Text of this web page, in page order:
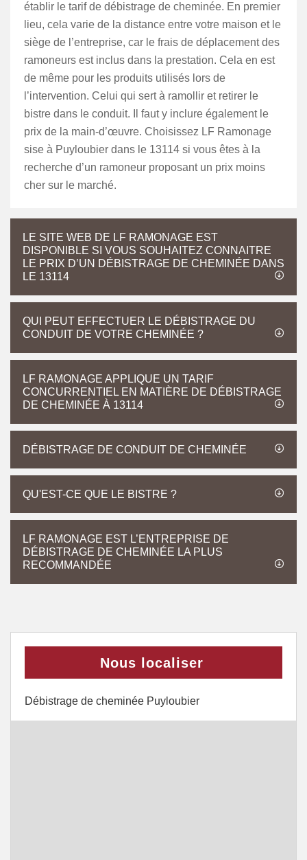
établir le tarif de débistrage de cheminée. En premier
lieu, cela varie de la distance entre votre maison et le
siège de l’entreprise, car le frais de déplacement des
ramoneurs est inclus dans la prestation. Cela en est
de même pour les produits utilisés lors de
l’intervention. Celui qui sert à ramollir et retirer le
bistre dans le conduit. Il faut y inclure également le
prix de la main-d’œuvre. Choisissez LF Ramonage
sise à Puyloubier dans le 13114 si vous êtes à la
recherche d’un ramoneur proposant un prix moins
cher sur le marché.
LE SITE WEB DE LF RAMONAGE EST
DISPONIBLE SI VOUS SOUHAITEZ CONNAITRE
LE PRIX D’UN DÉBISTRAGE DE CHEMINÉE DANS
LE 13114
QUI PEUT EFFECTUER LE DÉBISTRAGE DU
CONDUIT DE VOTRE CHEMINÉE ?
LF RAMONAGE APPLIQUE UN TARIF
CONCURRENTIEL EN MATIÈRE DE DÉBISTRAGE
DE CHEMINÉE À 13114
DÉBISTRAGE DE CONDUIT DE CHEMINÉE
QU'EST-CE QUE LE BISTRE ?
LF RAMONAGE EST L’ENTREPRISE DE
DÉBISTRAGE DE CHEMINÉE LA PLUS
RECOMMANDÉE
Nous localiser
Débistrage de cheminée Puyloubier